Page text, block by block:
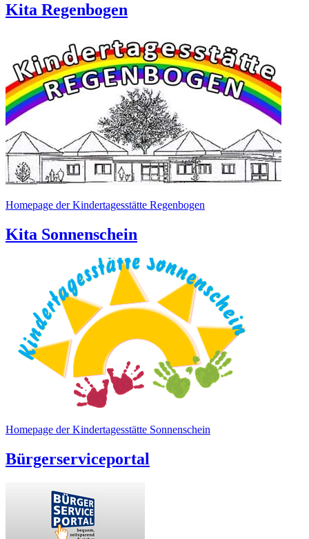
Kita Regenbogen
Homepage der Kindertagesstätte Regenbogen
Kita Sonnenschein
Homepage der Kindertagesstätte Sonnenschein
Bürgerserviceportal